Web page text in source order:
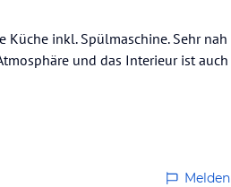
inkl. Spülmaschine. Sehr nah
und das Interieur ist auch
Melden